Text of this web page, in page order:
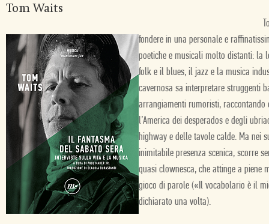
Tom Waits
fondere in una personale e
poetiche e musicali molto distanti: la
folk e il blues, il jazz e la musica
cavernosa sa interpretare struggenti
arrangiamenti rumoristi,
l’America dei desperados e degli
highway e delle tavole calde. Ma nei
inimitabile presenza scenica, scorre
quasi clownesca, che attinge a piene
gioco di parole («Il vocabolario è il
dichiarato una volta).